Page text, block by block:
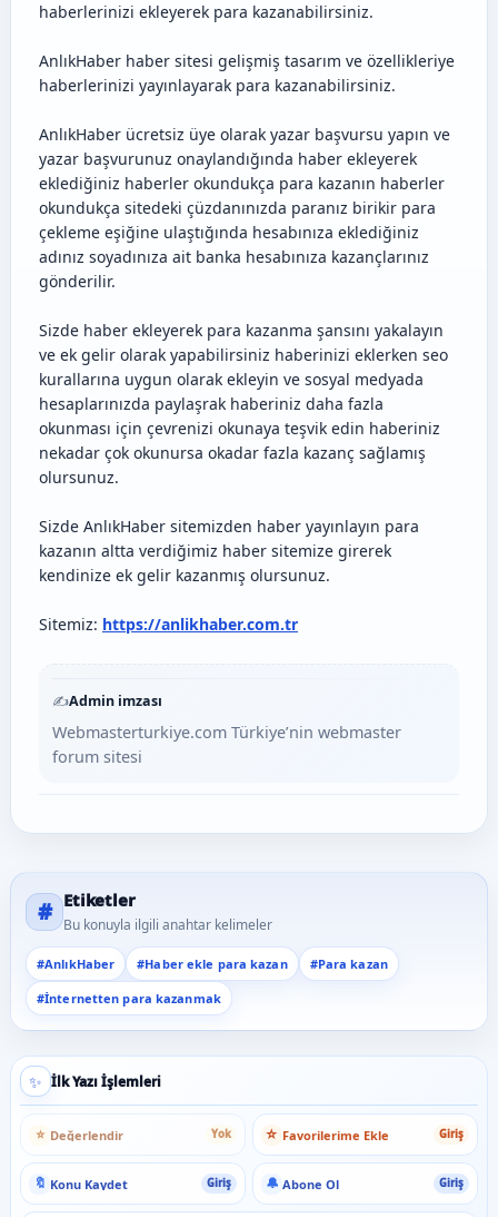
haberlerinizi ekleyerek para kazanabilirsiniz.
AnlıkHaber haber sitesi gelişmiş tasarım ve özellikleriye
haberlerinizi yayınlayarak para kazanabilirsiniz.
AnlıkHaber ücretsiz üye olarak yazar başvursu yapın ve
yazar başvurunuz onaylandığında haber ekleyerek
eklediğiniz haberler okundukça para kazanın haberler
okundukça sitedeki çüzdanınızda paranız birikir para
çekleme eşiğine ulaştığında hesabınıza eklediğiniz
adınız soyadınıza ait banka hesabınıza kazançlarınız
gönderilir.
Sizde haber ekleyerek para kazanma şansını yakalayın
ve ek gelir olarak yapabilirsiniz haberinizi eklerken seo
kurallarına uygun olarak ekleyin ve sosyal medyada
hesaplarınızda paylaşrak haberiniz daha fazla
okunması için çevrenizi okunaya teşvik edin haberiniz
nekadar çok okunursa okadar fazla kazanç sağlamış
olursunuz.
Sizde AnlıkHaber sitemizden haber yayınlayın para
kazanın altta verdiğimiz haber sitemize girerek
kendinize ek gelir kazanmış olursunuz.
Sitemiz: https://anlikhaber.com.tr
✍️Admin imzası
Webmasterturkiye.com Türkiye’nin webmaster
forum sitesi
# Etiketler
Bu konuyla ilgili anahtar kelimeler
#AnlıkHaber #Haber ekle para kazan #Para kazan
#İnternetten para kazanmak
✨ İlk Yazı İşlemleri
⭐ Değerlendir Yok ☆ Favorilerime Ekle Giriş
🔖 Konu Kaydet Giriş 🔔 Abone Ol Giriş